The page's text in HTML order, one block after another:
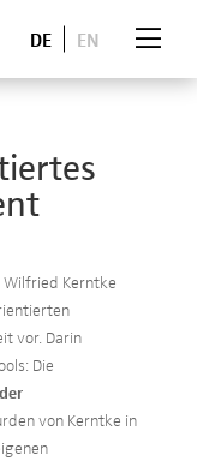
DE EN
Wilfried Kerntke
vor. Darin
Die
von Kerntke in